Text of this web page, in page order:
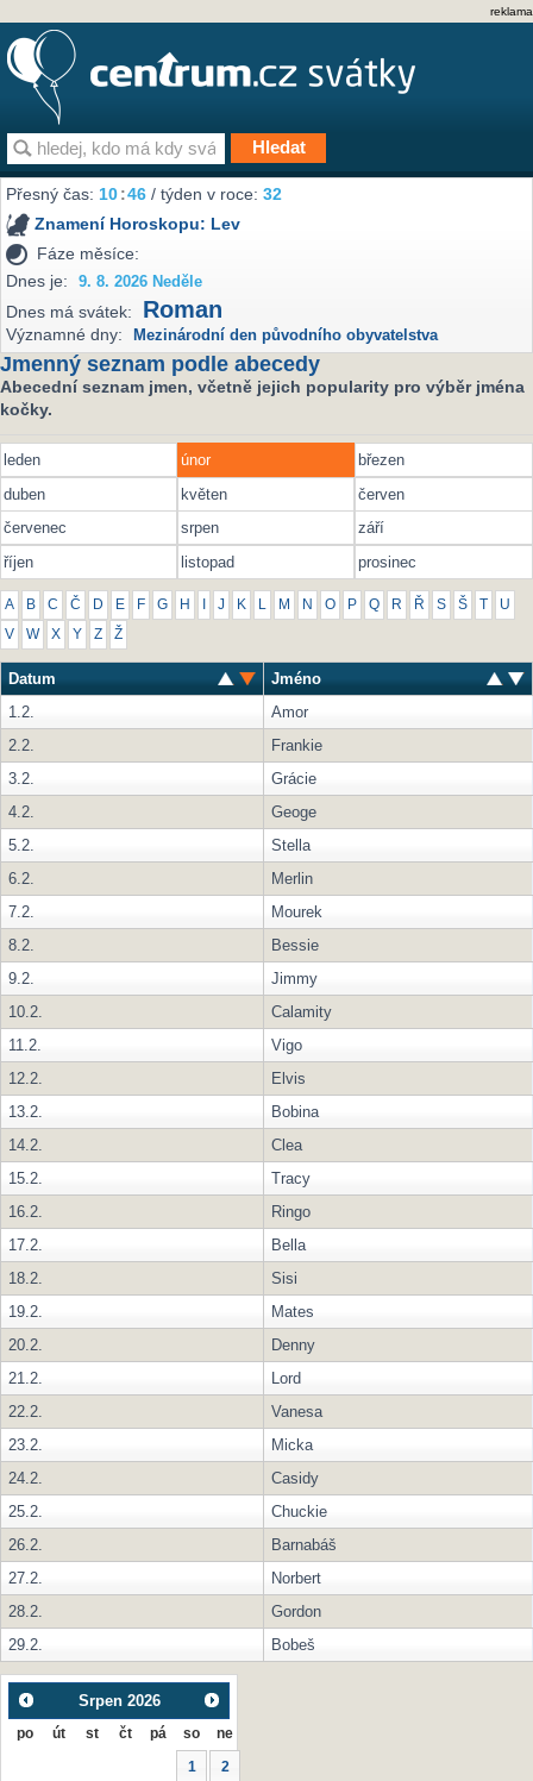
reklama
Přesný čas:10:46 / týden v roce:32
Znamení Horoskopu: Lev
Fáze měsíce:
Dnes je:
9. 8. 2026 Neděle
Dnes má svátek: Roman
Významné dny: Mezinárodní den původního obyvatelstva
Jmenný seznam podle abecedy
Abecední seznam jmen, včetně jejich popularity pro výběr jména
kočky.
leden únor
březen
duben
květen
červen
červenec
srpen
září
říjen
listopad prosinec
A B C Č D E F G H J K L M N O P Q R Ř S Š U
V W X Y Z Ž
Datum
Jméno
1.2.
Amor
2.2.
Frankie
3.2.
Grácie
4.2.
Geoge
5.2.
Stella
6.2.
Merlin
7.2.
Mourek
8.2.
Bessie
9.2.
Jimmy
10.2.
Calamity
11.2.
Vigo
12.2.
Elvis
13.2.
Bobina
14.2.
Clea
15.2.
Tracy
16.2.
Ringo
17.2.
Bella
18.2.
Sisi
19.2.
Mates
20.2.
Denny
21.2.
Lord
22.2.
Vanesa
23.2.
Micka
24.2.
Casidy
25.2.
Chuckie
26.2.
Barnabáš
27.2.
Norbert
28.2.
Gordon
29.2.
Bobeš
Srpen 2026
po út st čt pá so ne
1 2